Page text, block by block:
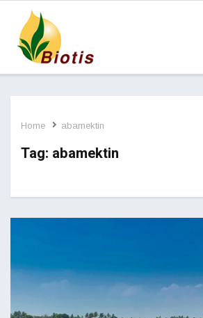
Home abamektin
Tag: abamektin